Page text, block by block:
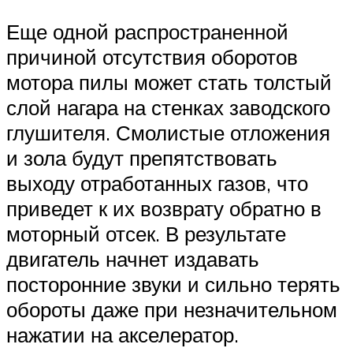
Еще одной распространенной
причиной отсутствия оборотов
мотора пилы может стать толстый
слой нагара на стенках заводского
глушителя. Смолистые отложения
и зола будут препятствовать
выходу отработанных газов, что
приведет к их возврату обратно в
моторный отсек. В результате
двигатель начнет издавать
посторонние звуки и сильно терять
обороты даже при незначительном
нажатии на акселератор.